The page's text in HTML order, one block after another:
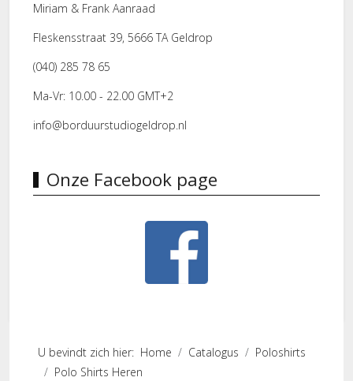
Miriam & Frank Aanraad
Fleskensstraat 39, 5666 TA Geldrop
(040) 285 78 65
Ma-Vr: 10.00 - 22.00 GMT+2
info@borduurstudiogeldrop.nl
Onze Facebook page
U bevindt zich hier: Home Catalogus
Poloshirts
Polo Shirts Heren